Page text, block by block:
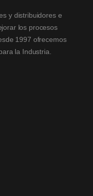
y distribuidores e
los procesos
1997 ofrecemos
la Industria.